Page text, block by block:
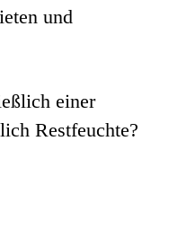
und
einer
Restfeuchte?